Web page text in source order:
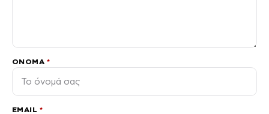
ΌΝΟΜΑ *
EMAIL *